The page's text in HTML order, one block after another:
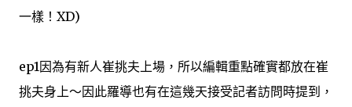
一樣！XD)
ep1因為有新人崔挑夫上場，所以編輯重點確實都放在崔
挑夫身上～因此羅導也有在這幾天接受記者訪問時提到，